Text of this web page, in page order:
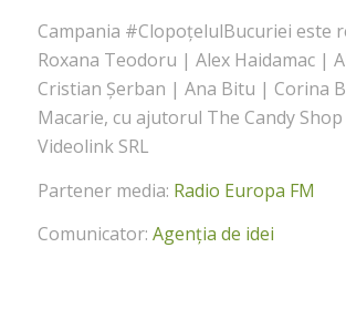
Campania #ClopoțelulBucuriei este
Roxana Teodoru | Alex Haidamac |
Cristian Șerban | Ana Bitu | Corina
Macarie, cu ajutorul The Candy Shop
Videolink SRL
Partener media: Radio Europa FM
Comunicator: Agenția de idei